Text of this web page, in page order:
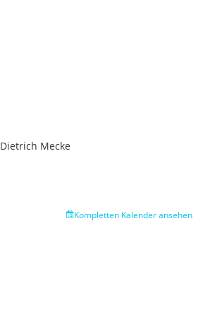
Dietrich Mecke
Kompletten Kalender ansehen